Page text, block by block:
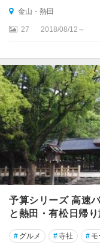
金山・熱田
27 2018/08/12～
予算シリーズ 高速
と熱田・有松日帰
# グルメ #寺社 # モ